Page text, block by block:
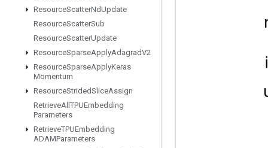
ResourceScatterNdUpdate
ResourceScatterSub
ResourceScatterUpdate
ResourceSparseApplyAdagradV2
ResourceSparseApplyKeras
Momentum
ResourceStridedSliceAssign
RetrieveAll TPUEmbedding
Parameters
RetrieveTPUEmbedding
ADAMParameters